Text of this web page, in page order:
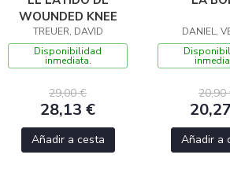
WOUNDED KNEE
TREUER, DAVID
Disponibilidad
inmediata.
29,00 €
28,13 €
Añadir a cesta
DANIEL,
20,90
Añadir a